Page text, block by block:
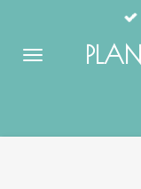
naar